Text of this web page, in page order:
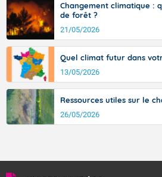
Changement climatique :
de forêt ?
21/05/2026
Quel climat futur dans
13/05/2026
Ressources utiles sur le
26/05/2026